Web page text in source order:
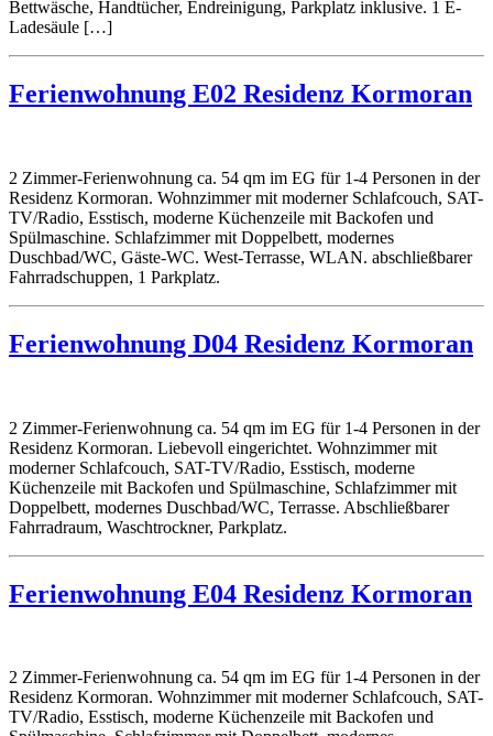
Bettwäsche, Handtücher, Endreinigung, Parkplatz inklusive. 1 E-
Ladesäule […]
Ferienwohnung E02 Residenz Kormoran
2 Zimmer-Ferienwohnung ca. 54 qm im EG für 1-4 Personen in der
Residenz Kormoran. Wohnzimmer mit moderner Schlafcouch, SAT-
TV/Radio, Esstisch, moderne Küchenzeile mit Backofen und
Spülmaschine. Schlafzimmer mit Doppelbett, modernes
Duschbad/WC, Gäste-WC. West-Terrasse, WLAN. abschließbarer
Fahrradschuppen, 1 Parkplatz.
Ferienwohnung D04 Residenz Kormoran
2 Zimmer-Ferienwohnung ca. 54 qm im EG für 1-4 Personen in der
Residenz Kormoran. Liebevoll eingerichtet. Wohnzimmer mit
moderner Schlafcouch, SAT-TV/Radio, Esstisch, moderne
Küchenzeile mit Backofen und Spülmaschine, Schlafzimmer mit
Doppelbett, modernes Duschbad/WC, Terrasse. Abschließbarer
Fahrradraum, Waschtrockner, Parkplatz.
Ferienwohnung E04 Residenz Kormoran
2 Zimmer-Ferienwohnung ca. 54 qm im EG für 1-4 Personen in der
Residenz Kormoran. Wohnzimmer mit moderner Schlafcouch, SAT-
TV/Radio, Esstisch, moderne Küchenzeile mit Backofen und